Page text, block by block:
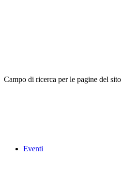
Campo di ricerca per le pagine del sito
Eventi